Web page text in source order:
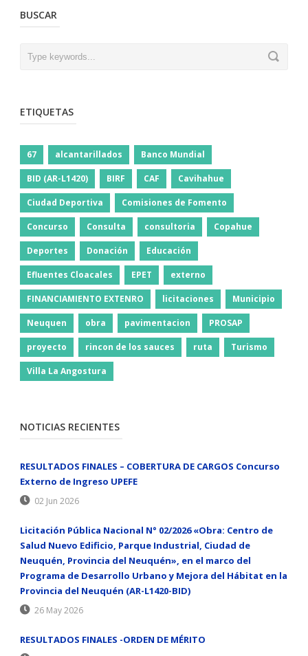
BUSCAR
ETIQUETAS
67 alcantarillados Banco Mundial
BID (AR-L1420) BIRF CAF Cavihahue
Ciudad Deportiva Comisiones de Fomento
Concurso Consulta consultoria Copahue
Deportes Donación Educación
Efluentes Cloacales EPET externo
FINANCIAMIENTO EXTENRO licitaciones Municipio
Neuquen obra pavimentacion PROSAP
proyecto rincon de los sauces ruta Turismo
Villa La Angostura
NOTICIAS RECIENTES
RESULTADOS FINALES – COBERTURA DE CARGOS Concurso
Externo de Ingreso UPEFE
02 Jun 2026
Licitación Pública Nacional N° 02/2026 «Obra: Centro de
Salud Nuevo Edificio, Parque Industrial, Ciudad de
Neuquén, Provincia del Neuquén», en el marco del
Programa de Desarrollo Urbano y Mejora del Hábitat en la
Provincia del Neuquén (AR-L1420-BID)
26 May 2026
RESULTADOS FINALES -ORDEN DE MÉRITO